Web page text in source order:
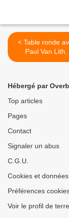
< Table ronde avec Jean-
Paul Van
contemporain,
Amouroux,
Hébergé par
Top articles
Pages
Contact
Signaler un abus
C.G.U.
Cookies et
Préférences
Voir le profil de